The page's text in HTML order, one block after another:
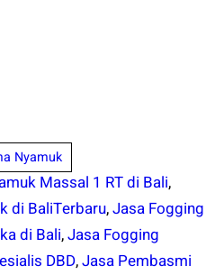
Nyamuk
Massal 1 RT di Bali,
di BaliTerbaru,Jasa Fogging
di Bali,Jasa Fogging
DBD,Jasa Pembasmi